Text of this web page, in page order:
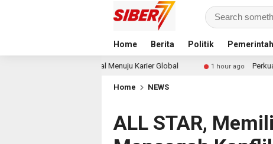
Home Berita Politik
Awal Menuju Karier Global 1 hour ago Perkuat Ketahanan
Home NEWS
ALL STAR,